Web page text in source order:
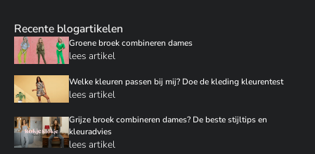
Recente blogartikelen
Groene broek combineren dames
lees artikel
Welke kleuren passen bij mij? Doe de kleding kleurentest
lees artikel
Grijze broek combineren dames? De beste stijltips en
kleuradvies
lees artikel